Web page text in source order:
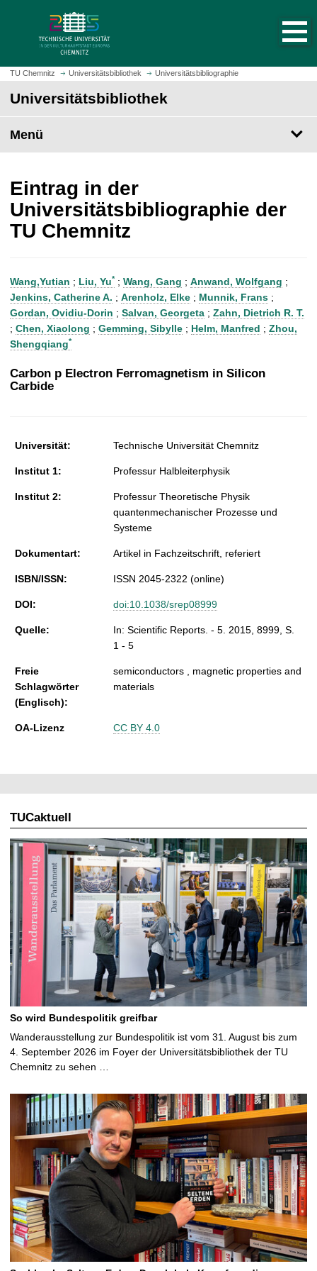
z
m
t
e
i
t
u
f
r
u
TU Chemnitz Universitätsbibliothek Universitätsbibliographie
Universitätsbibliothek
Menü
Eintrag in der
Universitätsbibliographie der
TU Chemnitz
Wang,Yutian ; Liu, Yu* ; Wang, Gang ; Anwand, Wolfgang ;
Jenkins, Catherine A. ; Arenholz, Elke ; Munnik, Frans ;
Gordan, Ovidiu-Dorin ; Salvan, Georgeta ; Zahn, Dietrich R. T.
; Chen, Xiaolong ; Gemming, Sibylle ; Helm, Manfred ; Zhou,
Shengqiang*
Carbon p Electron Ferromagnetism in Silicon
Carbide
Universität: Technische Universität Chemnitz
Institut 1: Professur Halbleiterphysik
Institut 2:
Professur Theoretische Physik
quantenmechanischer Prozesse und
Systeme
Dokumentart: Artikel in Fachzeitschrift, referiert
ISBN/ISSN: ISSN 2045-2322 (online)
DOI: doi:10.1038/srep08999
Quelle:
In: Scientific Reports. - 5. 2015, 8999, S.
1 - 5
Freie
Schlagwörter
(Englisch):
semiconductors , magnetic properties and
materials
OA-Lizenz CC BY 4.0
TUCaktuell
So wird Bundespolitik greifbar
Wanderausstellung zur Bundespolitik ist vom 31. August bis zum
4. September 2026 im Foyer der Universitätsbibliothek der TU
Chemnitz zu sehen …